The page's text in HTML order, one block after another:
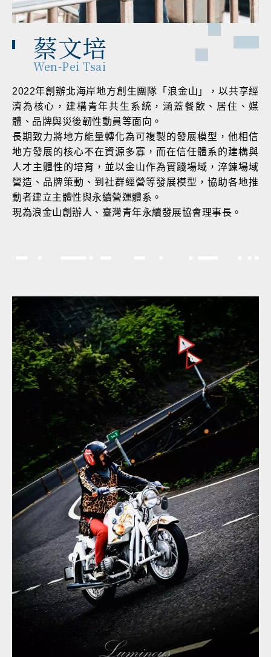
蔡文培
Wen-Pei Tsai
2022年創辦北海岸地方創生團隊「浪金山」，以共享經
濟為核心，建構青年共生系統，涵蓋餐飲、居住、媒
體、品牌與災後韌性動員等面向。
長期致力將地方能量轉化為可複製的發展模型，他相信
地方發展的核心不在資源多寡，而在信任體系的建構與
人才主體性的培育，並以金山作為實踐場域，淬鍊場域
營造、品牌策動、到社群經營等發展模型，協助各地推
動者建立主體性與永續營運體系。
現為浪金山創辦人、臺灣青年永續發展協會理事長。